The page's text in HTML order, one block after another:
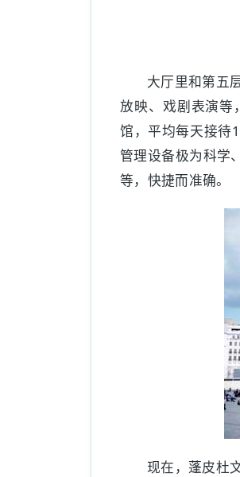
大厅里和第五
放映、戏剧表演等
馆，平均每天接待
管理设备极为科学
等，快捷而准确。
现在，蓬皮杜